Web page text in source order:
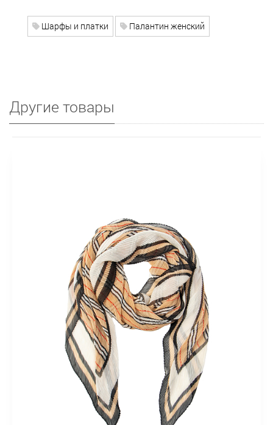
Шарфы и платки Палантин женский
Другие товары